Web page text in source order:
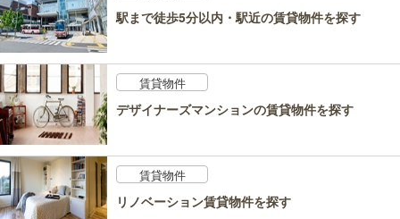
駅まで徒歩5分以内・駅近の賃貸物件を探す
賃貸物件
デザイナーズマンションの賃貸物件を探す
賃貸物件
リノベーション賃貸物件を探す